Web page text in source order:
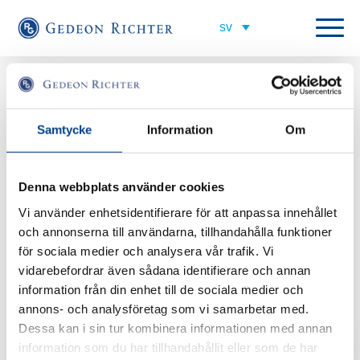
Samtycke Information Om
Denna webbplats använder cookies
Vi använder enhetsidentifierare för att anpassa innehållet
och annonserna till användarna, tillhandahålla funktioner
för sociala medier och analysera vår trafik. Vi
vidarebefordrar även sådana identifierare och annan
information från din enhet till de sociala medier och
annons- och analysföretag som vi samarbetar med.
Dessa kan i sin tur kombinera informationen med annan
information som du har tillhandahållit eller som de har
Alla nyheter
AKTUELLT Dela